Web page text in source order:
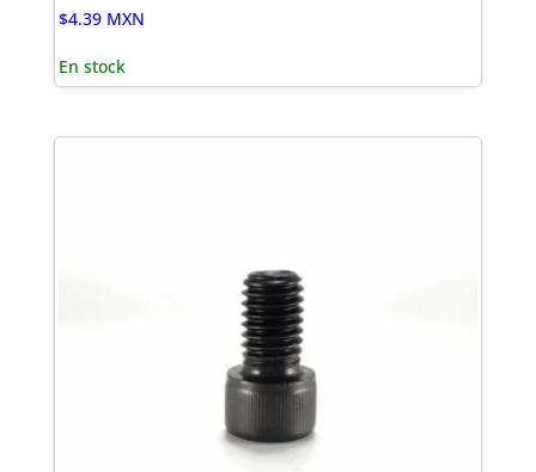
$4.39 MXN
En stock